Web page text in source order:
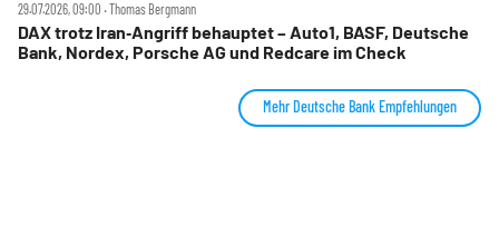
29.07.2026, 09:00 ‧ Thomas Bergmann
DAX trotz Iran‑Angriff behauptet – Auto1, BASF, Deutsche
Bank, Nordex, Porsche AG und Redcare im Check
Mehr Deutsche Bank Empfehlungen